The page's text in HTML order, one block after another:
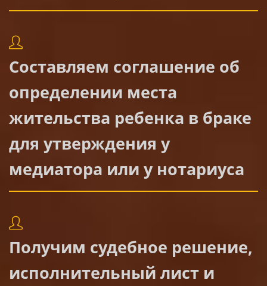
Составляем соглашение об
определении места
жительства ребенка в браке
для утверждения у
медиатора или у нотариуса
Получим судебное решение,
исполнительный лист и